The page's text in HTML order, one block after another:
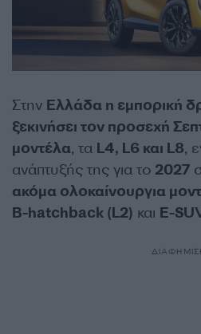
Στην Ελλάδα η εμπορική
ξεκινήσει τον προσεχή
μοντέλα, τα L4, L6 και L8,
ανάπτυξής της για το 2027
ακόμα ολοκαίνουργια
B-hatchback (L2) και E-